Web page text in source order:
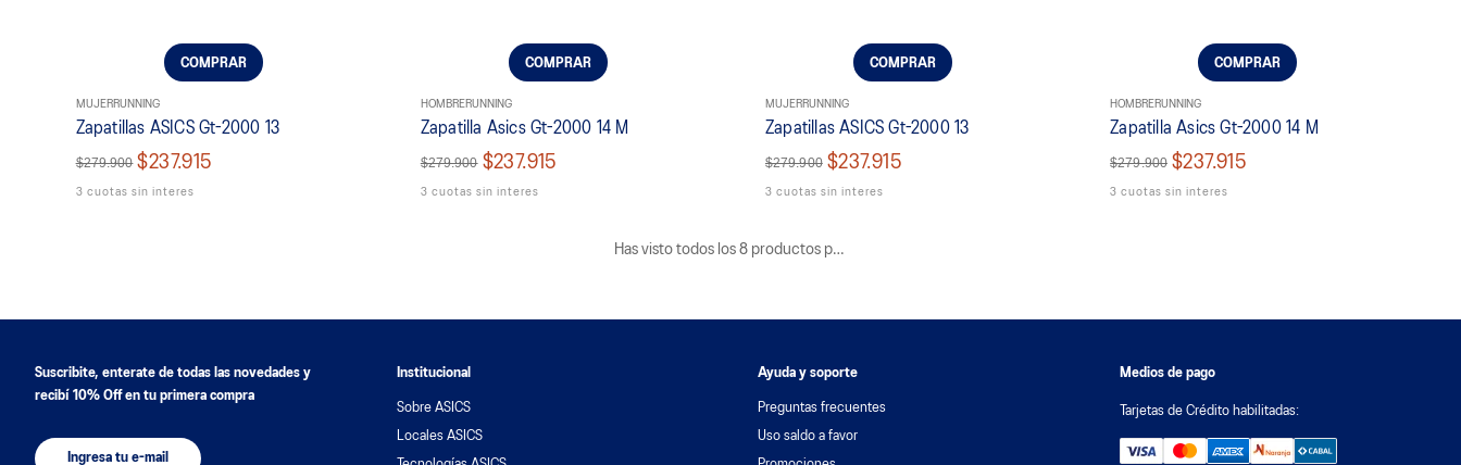
COMPRAR
MUJERRUNNING
Zapatillas ASICS Gt-2000 13
$279.900 $237.915
3 cuotas sin interes
COMPRAR
HOMBRERUNNING
Zapatilla Asics Gt-2000 14 M
$279.900 $237.915
3 cuotas sin interes
COMPRAR
MUJERRUNNING
Zapatillas ASICS Gt-2000 13
$279.900 $237.915
3 cuotas sin interes
COMPRAR
HOMBRERUNNING
Zapatilla Asics Gt-2000 14 M
$279.900 $237.915
3 cuotas sin interes
Has visto todos los8 productos
Suscribite, enterate de todas las novedades y
recibí 10% Off en tu primera compra
Ingresa tu e-mail
Institucional
Sobre ASICS
Locales ASICS
Ayuda y soporte
Preguntas frecuentes
Uso saldo a favor
Medios de pago
Tarjetas de Crédito habilitadas: